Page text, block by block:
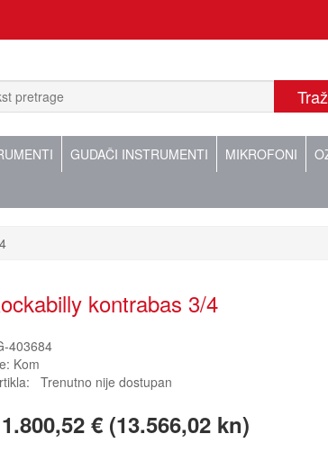
GUDAČI INSTRUMENTI MIKROFONI
kontrabas 3/4
403684
Kom
Trenutno nije dostupan
1.800,52 € (13.566,02 kn)